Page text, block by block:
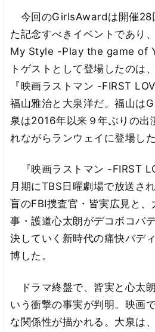
今回のGirlsAwardは開催28
た記念すべきイベントであり
My Style -Play the game of
トゲストとして登場したのは
『映画ラストマン -FIRST
福山雅治と大泉洋だ。福山は
泉は2016年以来９年ぶりの出
れながらランウェイに登場した
『映画ラストマン -FIRST
月期にTBS日曜劇場で放送さ
盲のFBI捜査官・皆実広見と、
事・護道心太朗がデコボコバ
決していく新時代の痛快バデ
博した。
ドラマ終盤で、皆実と心太
いう衝撃の事実が判明。映画
な関係性が描かれる。大泉は